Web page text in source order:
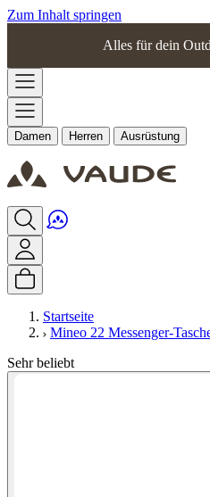
Zum Inhalt springen
Alles für dein
Damen Herren Ausrüstung
Startseite
Mineo 22 Messenger-
Sehr beliebt